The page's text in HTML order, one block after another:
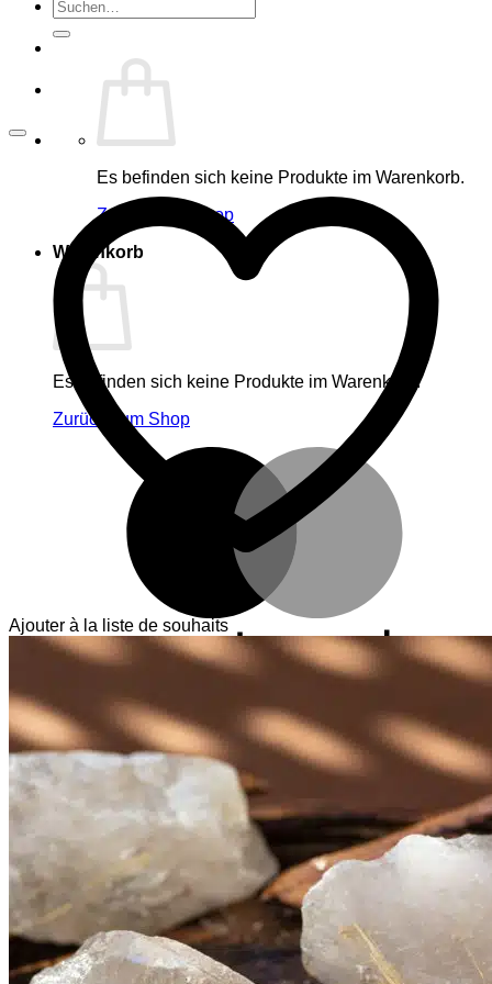
Suche
nach:
Es befinden sich keine Produkte im Warenkorb.
Zurück zum Shop
Warenkorb
Es befinden sich keine Produkte im Warenkorb.
Zurück zum Shop
Ajouter à la liste de souhaits